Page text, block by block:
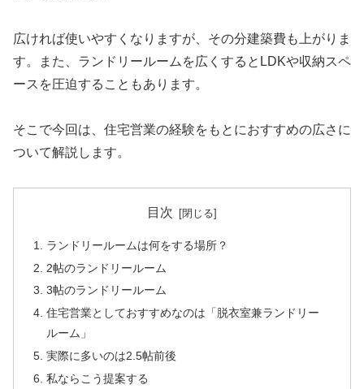
広ければ使いやすくなりますが、その分建築費も上がりま
す。また、ランドリールームを広くするとLDKや収納スペ
ースを圧迫することもあります。
そこで今回は、住宅営業の経験をもとにおすすめの広さに
ついて解説します。
目次
ランドリールームは何をする場所？
2帖のランドリールーム
3帖のランドリールーム
住宅営業としておすすめなのは「脱衣室兼ランドリー
ルーム」
実際に多いのは2.5帖前後
私ならこう提案する